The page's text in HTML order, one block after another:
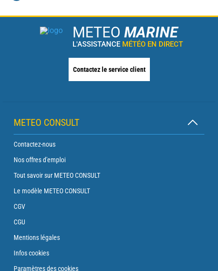
METEO MARINE
L'ASSISTANCE MÉTÉO EN DIRECT
Contactez le service client
METEO CONSULT
Contactez-nous
Nos offres d'emploi
Tout savoir sur METEO CONSULT
Le modèle METEO CONSULT
CGV
CGU
Mentions légales
Infos cookies
Paramètres des cookies